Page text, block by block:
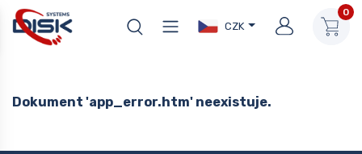
CZK
0
Dokument 'app_error.htm' neexistuje.